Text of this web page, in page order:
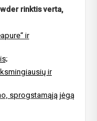
rinktis verta,
ir
ir
sprogstamąją jėgą